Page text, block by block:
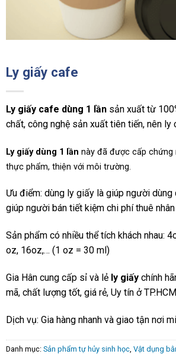
Ly giấy cafe
Ly giấy cafe dùng 1 lần sản xuất từ
chất, công nghệ sản xuất tiên tiến, nên ly
Ly giấy dùng 1 lần này đã được cấp chứng
thực phẩm, thiện với môi trường.
Ưu điểm: dùng ly giấy là giúp người dùng
giúp người bán tiết kiệm chi phí thuê
Sản phẩm có nhiều thể tích khách nhau:
oz, 16oz,… (1 oz = 30 ml)
Gia Hân cung cấp sỉ và lẻ ly giấy chính
mã, chất lượng tốt, giá rẻ, Uy tín ở TP.HCM
Dịch vụ: Gia hàng nhanh và giao tận nơi
Danh mục: Sản phẩm tự hủy sinh học Vật dụng